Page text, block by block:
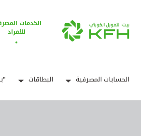
الخدمات
للأفراد
الحسابات المصرفية البطاقات